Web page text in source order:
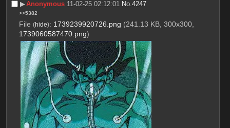
▶︎Anonymous 11-02-25 02:12:01 No.4247
>>5382
File (hide): 1739239920726.png (241.13 KB, 300x300,
1739060587470.png)